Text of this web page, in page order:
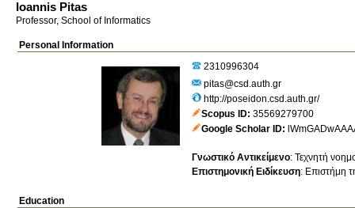
Ioannis Pitas
Professor, School of Informatics
Personal Information
2310996304
pitas@csd.auth.gr
http://poseidon.csd.auth.gr/
Scopus ID 35569279700
Google Scholar ID
Γνωστικό Αντικείμενο: Τεχνητή
Επιστημονική Ειδίκευση: Επιστήμη
Education